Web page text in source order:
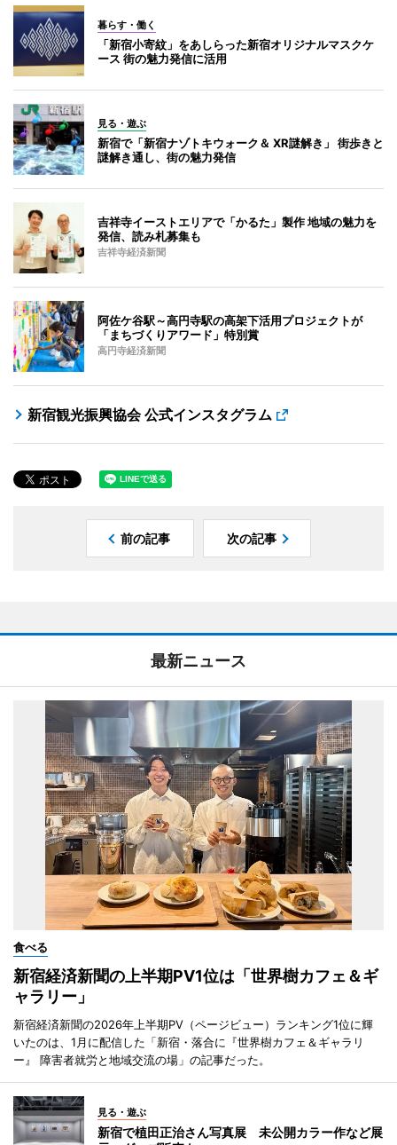
暮らす・働く
「新宿小寄紋」をあしらった新宿オリジナルマスクケ
ース 街の魅力発信に活用
見る・遊ぶ
新宿で「新宿ナゾトキウォーク＆ XR謎解き」 街歩きと
謎解き通し、街の魅力発信
吉祥寺イーストエリアで「かるた」製作 地域の魅力を
発信、読み札募集も
吉祥寺経済新聞
阿佐ケ谷駅～高円寺駅の高架下活用プロジェクトが
「まちづくりアワード」特別賞
高円寺経済新聞
新宿観光振興協会 公式インスタグラム
前の記事 次の記事
最新ニュース
食べる
新宿経済新聞の上半期PV1位は「世界樹カフェ＆ギ
ャラリー」
新宿経済新聞の2026年上半期PV（ページビュー）ランキング1位に輝
いたのは、1月に配信した「新宿・落合に『世界樹カフェ＆ギャラリ
ー』 障害者就労と地域交流の場」の記事だった。
見る・遊ぶ
新宿で植田正治さん写真展 未公開カラー作など展